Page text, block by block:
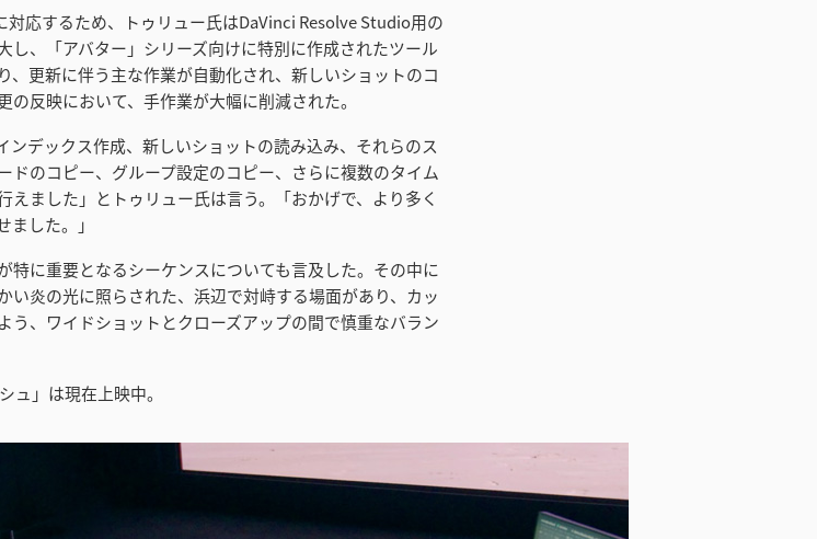
応するため、トゥリュー氏はDaVinci Resolve Studio用の
し、「アバター」シリーズ向けに特別に作成されたツール
、更新に伴う主な作業が自動化され、新しいショットのコ
反映において、手作業が大幅に削減された。
ンデックス作成、新しいショットの読み込み、それらのス
ドのコピー、グループ設定のコピー、さらに複数のタイム
えました」とトゥリュー氏は言う。「おかげで、より多く
した。」
特に重要となるシーケンスについても言及した。その中に
い炎の光に照らされた、浜辺で対峙する場面があり、カッ
う、ワイドショットとクローズアップの間で慎重なバラン
ュ」は現在上映中。